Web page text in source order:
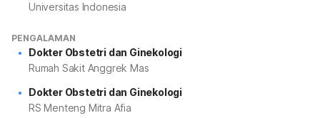
Universitas Indonesia
PENGALAMAN
Dokter Obstetri dan Ginekologi
Rumah Sakit Anggrek Mas
Dokter Obstetri dan Ginekologi
RS Menteng Mitra Afia